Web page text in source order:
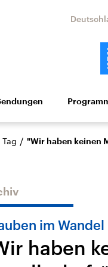
Politik
Musik
Sachsen-
USA
/ "Wir haben keinen
im Wandel
haben